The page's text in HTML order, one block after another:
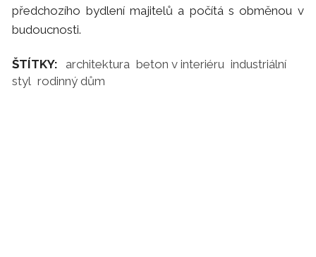
předchozího bydlení majitelů a počítá s obměnou v
budoucnosti.
ŠTÍTKY: architektura beton v interiéru industriální
styl rodinný dům